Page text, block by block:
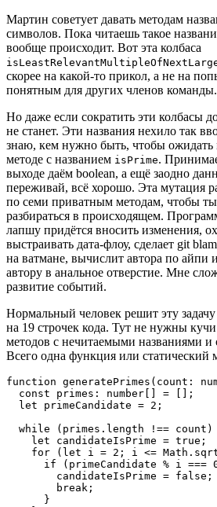
Мартин советует давать методам
символов. Пока читаешь такое
вообще происходит. Вот эта колбаса
скорее на какой-то прикол, а не на
понятным для других членов команды.
Но даже если сократить эти колбасы
не станет. Эти названия нехило так
знаю, кем нужно быть, чтобы
методе с названием isPrime.
выходе даём boolean, а ещё заодно
переживай, всё хорошо. Эта мутация
по семи приватным методам, чтобы
разбираться в происходящем.
лапшу придётся вносить изменения,
выстраивать дата-флоу, сделает git
на ватмане, вычислит автора по айпи
автору в анальное отверстие. Мне
развитие событий.
Нормальный человек решит эту
на 19 строчек кода. Тут не нужны
методов с нечитаемыми названиями
Всего одна функция или статический
function generatePrimes(count:
  const primes: number[] = [];
  let primeCandidate = 2;
while (primes.length !== count)
    let candidateIsPrime = true;
for (let i = 2; i <=
if (primeCandidate % i ===
        candidateIsPrime = false;
        break;
      }